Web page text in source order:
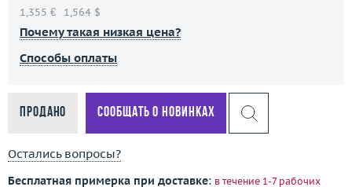
1,355 € 1,564 $
Почему такая низкая цена?
Способы оплаты
Продано Сообщать о новинках
Остались вопросы?
Бесплатная примерка при доставке: в течение 1-7 рабочих